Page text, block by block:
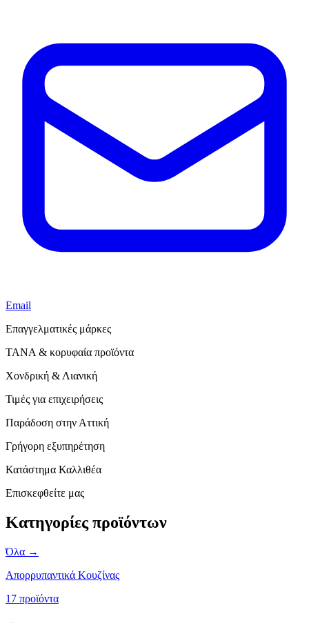
Email
Επαγγελματικές μάρκες
TANA & κορυφαία προϊόντα
Χονδρική & Λιανική
Τιμές για επιχειρήσεις
Παράδοση στην Αττική
Γρήγορη εξυπηρέτηση
Κατάστημα Καλλιθέα
Επισκεφθείτε μας
Κατηγορίες προϊόντων
Όλα →
Απορρυπαντικά Κουζίνας
17 προϊόντα